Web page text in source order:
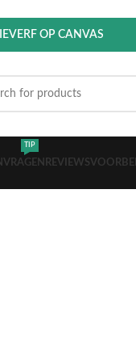
OP CANVAS
TIP
REVIEWS